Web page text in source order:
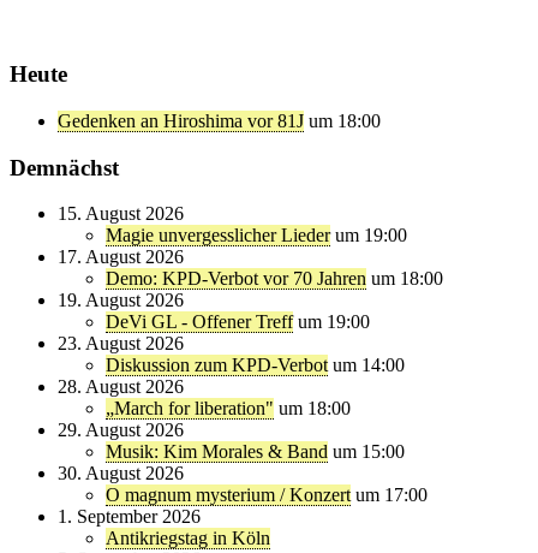
Heute
Gedenken an Hiroshima vor 81J um 18:00
Demnächst
15. August 2026
Magie unvergesslicher Lieder um 19:00
17. August 2026
Demo: KPD-Verbot vor 70 Jahren um 18:00
19. August 2026
DeVi GL - Offener Treff um 19:00
23. August 2026
Diskussion zum KPD-Verbot um 14:00
28. August 2026
„March for liberation" um 18:00
29. August 2026
Musik: Kim Morales & Band um 15:00
30. August 2026
O magnum mysterium / Konzert um 17:00
1. September 2026
Antikriegstag in Köln